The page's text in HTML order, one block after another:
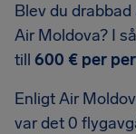
Blev du
Air Moldova? I
till 600 € per
Enligt Air
var det 0